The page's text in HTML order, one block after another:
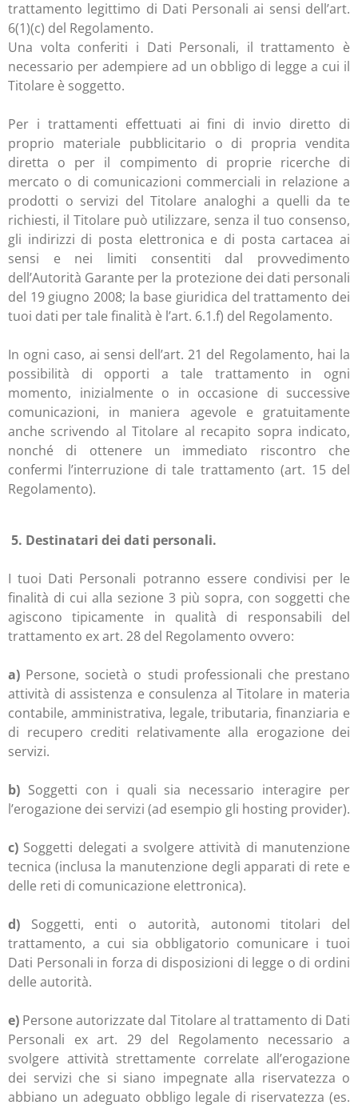
trattamento legittimo di Dati Personali ai sensi dell’art.
6(1)(c) del Regolamento.
Una volta conferiti i Dati Personali, il trattamento è
necessario per adempiere ad un obbligo di legge a cui il
Titolare è soggetto.
Per i trattamenti effettuati ai fini di invio diretto di
proprio materiale pubblicitario o di propria vendita
diretta o per il compimento di proprie ricerche di
mercato o di comunicazioni commerciali in relazione a
prodotti o servizi del Titolare analoghi a quelli da te
richiesti, il Titolare può utilizzare, senza il tuo consenso,
gli indirizzi di posta elettronica e di posta cartacea ai
sensi e nei limiti consentiti dal provvedimento
dell’Autorità Garante per la protezione dei dati personali
del 19 giugno 2008; la base giuridica del trattamento dei
tuoi dati per tale finalità è l’art. 6.1.f) del Regolamento.
In ogni caso, ai sensi dell’art. 21 del Regolamento, hai la
possibilità di opporti a tale trattamento in ogni
momento, inizialmente o in occasione di successive
comunicazioni, in maniera agevole e gratuitamente
anche scrivendo al Titolare al recapito sopra indicato,
nonché di ottenere un immediato riscontro che
confermi l’interruzione di tale trattamento (art. 15 del
Regolamento).
5. Destinatari dei dati personali.
I tuoi Dati Personali potranno essere condivisi per le
finalità di cui alla sezione 3 più sopra, con soggetti che
agiscono tipicamente in qualità di responsabili del
trattamento ex art. 28 del Regolamento ovvero:
a) Persone, società o studi professionali che prestano
attività di assistenza e consulenza al Titolare in materia
contabile, amministrativa, legale, tributaria, finanziaria e
di recupero crediti relativamente alla erogazione dei
servizi.
b) Soggetti con i quali sia necessario interagire per
l’erogazione dei servizi (ad esempio gli hosting provider).
c) Soggetti delegati a svolgere attività di manutenzione
tecnica (inclusa la manutenzione degli apparati di rete e
delle reti di comunicazione elettronica).
d) Soggetti, enti o autorità, autonomi titolari del
trattamento, a cui sia obbligatorio comunicare i tuoi
Dati Personali in forza di disposizioni di legge o di ordini
delle autorità.
e) Persone autorizzate dal Titolare al trattamento di Dati
Personali ex art. 29 del Regolamento necessario a
svolgere attività strettamente correlate all’erogazione
dei servizi che si siano impegnate alla riservatezza o
abbiano un adeguato obbligo legale di riservatezza (es.